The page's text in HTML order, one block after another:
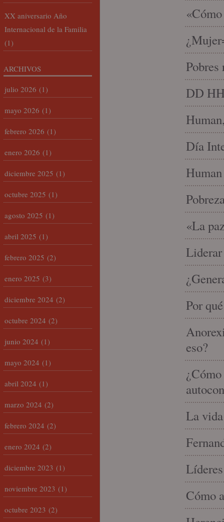
DD
Día
«La
Liderar
Por
eso?
La
Cómo
XX aniversario Año
Internacional de la Familia
(1)
ARCHIVOS
julio 2026 (1)
mayo 2026 (1)
febrero 2026 (1)
enero 2026 (1)
diciembre 2025 (1)
octubre 2025 (1)
agosto 2025 (1)
abril 2025 (1)
febrero 2025 (2)
enero 2025 (3)
diciembre 2024 (2)
octubre 2024 (2)
junio 2024 (1)
mayo 2024 (1)
abril 2024 (1)
marzo 2024 (2)
febrero 2024 (2)
enero 2024 (2)
diciembre 2023 (1)
noviembre 2023 (1)
octubre 2023 (2)